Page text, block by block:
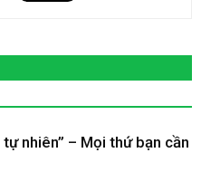
nhiên” – Mọi thứ bạn cần